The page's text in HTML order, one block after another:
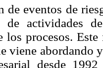
de eventos de
de actividades
los procesos.
viene abordando
desde